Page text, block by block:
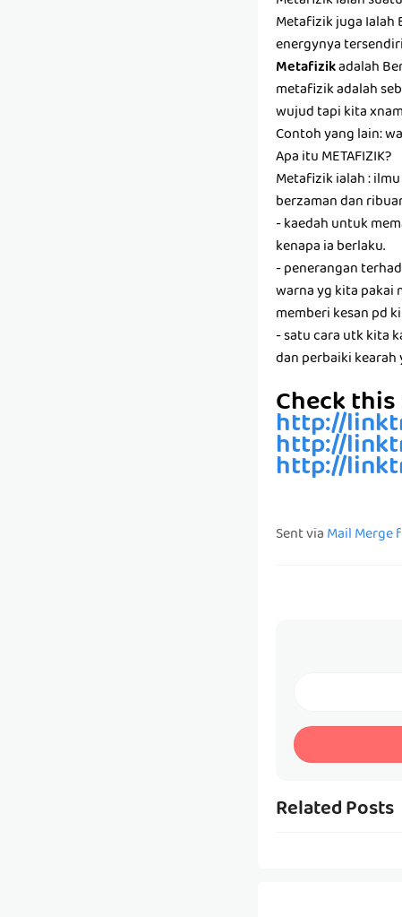
Metafizik juga Ialah
energynya tersendiri
Metafizikadalah
metafizik adalah
wujud tapi kita
Contoh yang lain:
Apa itu METAFIZIK?
Metafizik ialah :
berzaman dan
- kaedah untuk
kenapa ia berlaku.
- penerangan
warna yg kita pakai
memberi kesan pd
- satu cara utk kita
dan perbaiki
Check
http://
http://
http://
Sent viaMail Merge
Related Posts